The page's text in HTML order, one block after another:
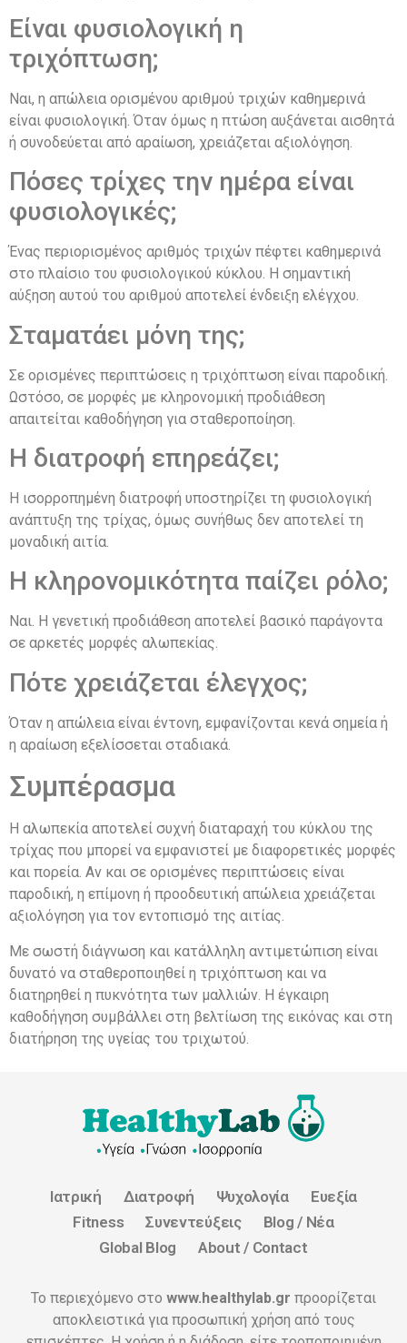
Είναι φυσιολογική η
τριχόπτωση;
Ναι, η απώλεια ορισμένου αριθμού τριχών καθημερινά
είναι φυσιολογική. Όταν όμως η πτώση αυξάνεται αισθητά
ή συνοδεύεται από αραίωση, χρειάζεται αξιολόγηση.
Πόσες τρίχες την ημέρα είναι
φυσιολογικές;
Ένας περιορισμένος αριθμός τριχών πέφτει καθημερινά
στο πλαίσιο του φυσιολογικού κύκλου. Η σημαντική
αύξηση αυτού του αριθμού αποτελεί ένδειξη ελέγχου.
Σταματάει μόνη της;
Σε ορισμένες περιπτώσεις η τριχόπτωση είναι παροδική.
Ωστόσο, σε μορφές με κληρονομική προδιάθεση
απαιτείται καθοδήγηση για σταθεροποίηση.
Η διατροφή επηρεάζει;
Η ισορροπημένη διατροφή υποστηρίζει τη φυσιολογική
ανάπτυξη της τρίχας, όμως συνήθως δεν αποτελεί τη
μοναδική αιτία.
Η κληρονομικότητα παίζει ρόλο;
Ναι. Η γενετική προδιάθεση αποτελεί βασικό παράγοντα
σε αρκετές μορφές αλωπεκίας.
Πότε χρειάζεται έλεγχος;
Όταν η απώλεια είναι έντονη, εμφανίζονται κενά σημεία ή
η αραίωση εξελίσσεται σταδιακά.
Συμπέρασμα
Η αλωπεκία αποτελεί συχνή διαταραχή του κύκλου της
τρίχας που μπορεί να εμφανιστεί με διαφορετικές μορφές
και πορεία. Αν και σε ορισμένες περιπτώσεις είναι
παροδική, η επίμονη ή προοδευτική απώλεια χρειάζεται
αξιολόγηση για τον εντοπισμό της αιτίας.
Με σωστή διάγνωση και κατάλληλη αντιμετώπιση είναι
δυνατό να σταθεροποιηθεί η τριχόπτωση και να
διατηρηθεί η πυκνότητα των μαλλιών. Η έγκαιρη
καθοδήγηση συμβάλλει στη βελτίωση της εικόνας και στη
διατήρηση της υγείας του τριχωτού.
Ιατρική Διατροφή Ψυχολογία
Ευεξία
Fitness
Συνεντεύξεις
Blog / Νέα
Global Blog
About / Contact
Το περιεχόμενο στο www.healthylab.gr προορίζεται
αποκλειστικά για προσωπική χρήση από τους